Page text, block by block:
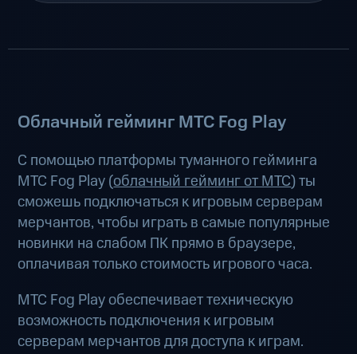
Облачный гейминг МТС Fog Play
С помощью платформы туманного гейминга
МТС Fog Play (облачный гейминг от МТС) ты
сможешь подключаться к игровым серверам
мерчантов, чтобы играть в самые популярные
новинки на слабом ПК прямо в браузере,
оплачивая только стоимость игрового часа.
МТС Fog Play обеспечивает техническую
возможность подключения к игровым
серверам мерчантов для доступа к играм.